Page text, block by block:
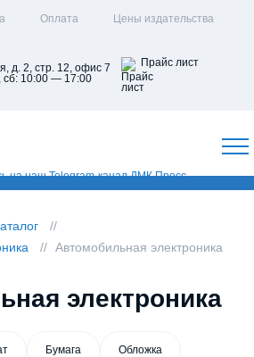
Оплата
Цены издательства
д. 2, стр. 12, офис 7
10:00 — 17:00
Прайс лист
Автомобильная электроника
электроника
Бумага Обложка